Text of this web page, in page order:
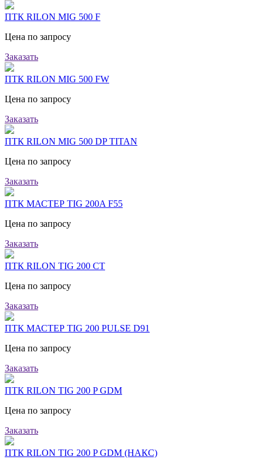
ПТК RILON MIG 500 F
Цена по запросу
Заказать
ПТК RILON MIG 500 FW
Цена по запросу
Заказать
ПТК RILON MIG 500 DP TITAN
Цена по запросу
Заказать
ПТК МАСТЕР TIG 200A F55
Цена по запросу
Заказать
ПТК RILON TIG 200 CT
Цена по запросу
Заказать
ПТК МАСТЕР TIG 200 PULSE D91
Цена по запросу
Заказать
ПТК RILON TIG 200 P GDM
Цена по запросу
Заказать
ПТК RILON TIG 200 P GDM (НАКС)